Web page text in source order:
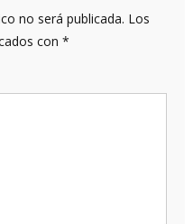
no será publicada. Los
con *